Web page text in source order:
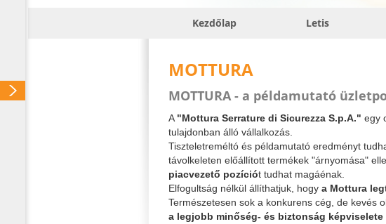
Kezdőlap Letis
MOTTURA
MOTTURA - a példamutató
A"Mottura Serrature di Sicurezza S.p.A." egy
tulajdonban álló vállalkozás.
Tiszteletreméltó és példamutató eredményt
távolkeleten előállított termékek "árnyomása"
piacvezető pozíciót tudhat magáénak.
Elfogultság nélkül állíthatjuk, hogy a Mottura
Természetesen sok a konkurens cég, de kevés
a legjobb minőség- és biztonság képviselete